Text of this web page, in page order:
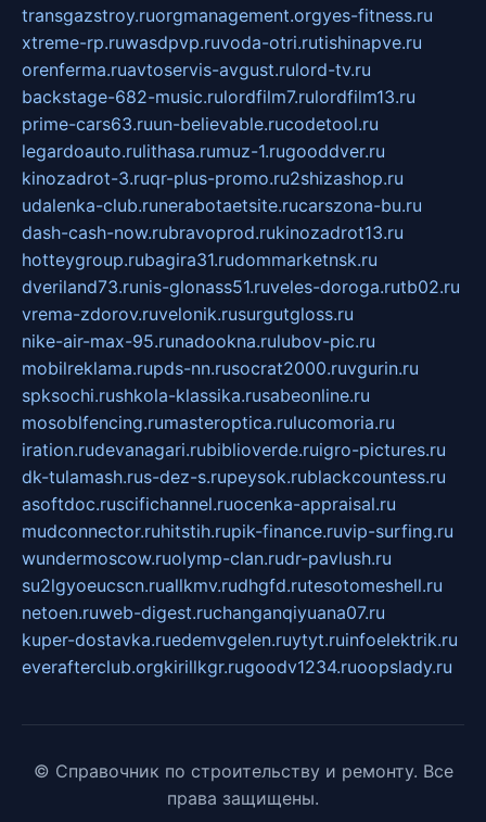
transgazstroy.ruorgmanagement.orgyes-fitness.ru
xtreme-rp.ruwasdpvp.ruvoda-otri.rutishinapve.ru
orenferma.ruavtoservis-avgust.rulord-tv.ru
backstage-682-music.rulordfilm7.rulordfilm13.ru
prime-cars63.ruun-believable.rucodetool.ru
legardoauto.rulithasa.rumuz-1.rugooddver.ru
kinozadrot-3.ruqr-plus-promo.ru2shizashop.ru
udalenka-club.runerabotaetsite.rucarszona-bu.ru
dash-cash-now.rubravoprod.rukinozadrot13.ru
hotteygroup.rubagira31.rudommarketnsk.ru
dveriland73.runis-glonass51.ruveles-doroga.rutb02.ru
vrema-zdorov.ruvelonik.rusurgutgloss.ru
nike-air-max-95.runadookna.rulubov-pic.ru
mobilreklama.rupds-nn.rusocrat2000.ruvgurin.ru
spksochi.rushkola-klassika.rusabeonline.ru
mosoblfencing.rumasteroptica.rulucomoria.ru
iration.rudevanagari.rubiblioverde.ruigro-pictures.ru
dk-tulamash.rus-dez-s.rupeysok.rublackcountess.ru
asoftdoc.ruscifichannel.ruocenka-appraisal.ru
mudconnector.ruhitstih.rupik-finance.ruvip-surfing.ru
wundermoscow.ruolymp-clan.rudr-pavlush.ru
su2lgyoeucscn.ruallkmv.rudhgfd.rutesotomeshell.ru
netoen.ruweb-digest.ruchanganqiyuana07.ru
kuper-dostavka.ruedemvgelen.ruytyt.ruinfoelektrik.ru
everafterclub.orgkirillkgr.rugoodv1234.ruoopslady.ru
© Справочник по строительству и ремонту. Все
права защищены.